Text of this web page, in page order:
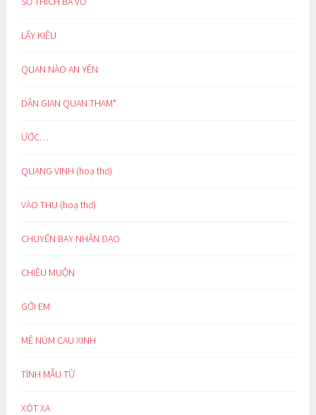
LẨY KIỀU
QUAN NÀO AN YÊN
DÂN GIAN QUAN THAM*
ƯỚC…
QUANG VINH (hoạ thơ)
VÀO THU (hoạ thơ)
CHUYẾN BAY NHÂN ĐẠO
CHIỀU MUỘN
GỞI EM
MÊ NÚM CAU XINH
TÌNH MẪU TỬ
XÓT XA